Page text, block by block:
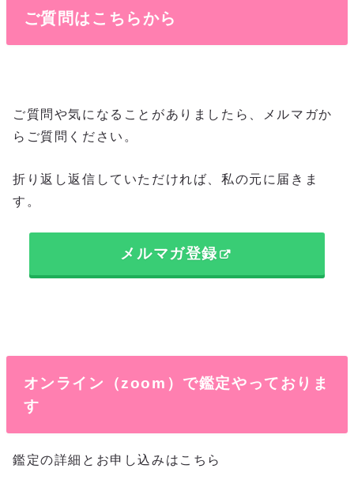
ご質問はこちらから
ご質問や気になることがありましたら、メルマガか
らご質問ください。
折り返し返信していただければ、私の元に届きま
す。
メルマガ登録
オンライン（zoom）で鑑定やっておりま
す
鑑定の詳細とお申し込みはこちら